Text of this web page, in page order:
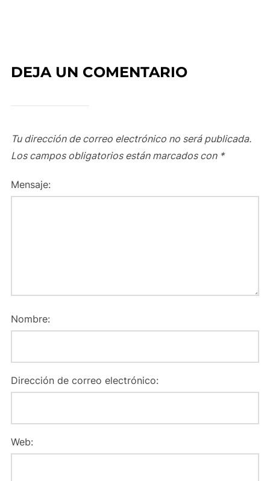
DEJA UN COMENTARIO
Tu dirección de correo electrónico no será publicada.
Los campos obligatorios están marcados con *
Mensaje:
Nombre:
Dirección de correo electrónico:
Web: